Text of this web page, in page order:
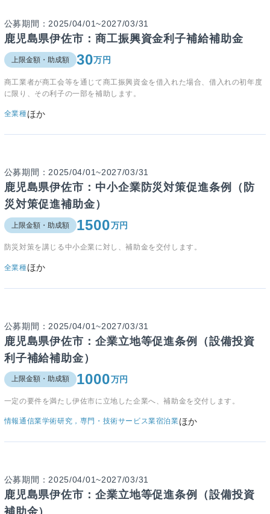
公募期間：2025/04/01~2027/03/31
鹿児島県伊佐市：商工振興資金利子補給補助金
上限金額・助成額 30万円
商工業者が商工会等を通じて商工振興資金を借入れた場合、借入れの初年度
に限り、その利子の一部を補助します。
全業種ほか
公募期間：2025/04/01~2027/03/31
鹿児島県伊佐市：中小企業防災対策促進条例（防
災対策促進補助金）
上限金額・助成額 1500万円
防災対策を講じる中小企業に対し、補助金を交付します。
全業種ほか
公募期間：2025/04/01~2027/03/31
鹿児島県伊佐市：企業立地等促進条例（設備投資
利子補給補助金）
上限金額・助成額 1000万円
一定の要件を満たし伊佐市に立地した企業へ、補助金を交付します。
情報通信業学術研究，専門・技術サービス業宿泊業ほか
公募期間：2025/04/01~2027/03/31
鹿児島県伊佐市：企業立地等促進条例（設備投資